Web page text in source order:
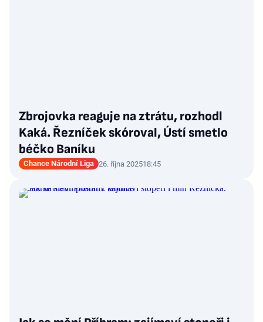
Zbrojovka reaguje na ztrátu, rozhodl
Kaká. Řezníček skóroval, Ústí smetlo
béčko Baníku
Chance Národní Liga 26. října 202518:45